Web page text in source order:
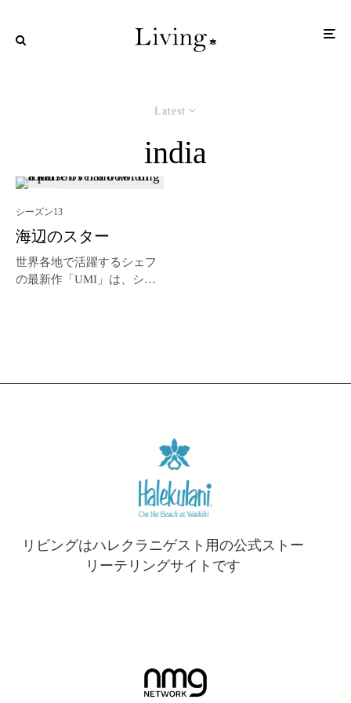
Latest
india
シーズン13
海辺のスター
世界各地で活躍するシェフ
の最新作「UMI」は、シェ
リビングはハレクラニゲスト用の公式ストー
リーテリングサイトです